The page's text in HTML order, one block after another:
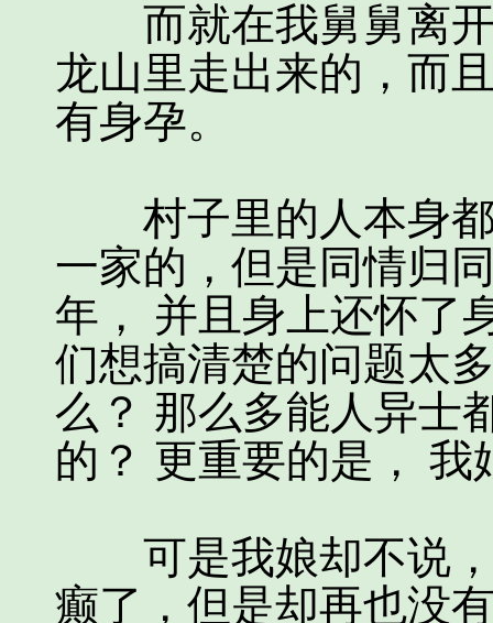
而就在我舅舅离开
龙山里走出来的，而
有身孕。
村子里的人本身都
一家的，但是同情归
年， 并且身上还怀了
们想搞清楚的问题太
么？ 那么多能人异士
的？ 更重要的是，
可是我娘却不说，
癫了，但是却再也没